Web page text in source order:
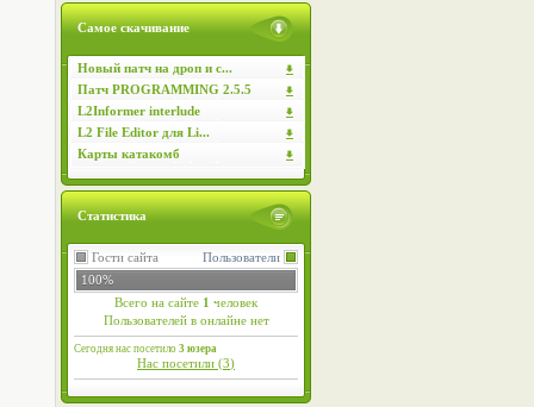
Самое скачивание
Новый патч на дроп и с...
Патч PROGRAMMING 2.5.5
L2Informer interlude
L2 File Editor для Li...
Карты катакомб
Статистика
Пользователи
Гости сайта
100%
Всего на сайте 1 человек
Пользователей в онлайне нет
Сегодня нас посетило 3 юзера
Нас посетили (3)